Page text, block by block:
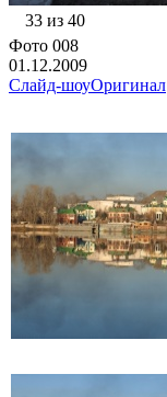
33 из 40
Фото 008
01.12.2009
Слайд-шоуОригинал